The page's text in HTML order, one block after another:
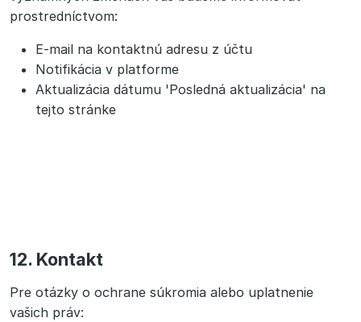
prostredníctvom:
E-mail na kontaktnú adresu z účtu
Notifikácia v platforme
Aktualizácia dátumu 'Posledná aktualizácia' na
tejto stránke
12. Kontakt
Pre otázky o ochrane súkromia alebo uplatnenie
vašich práv: